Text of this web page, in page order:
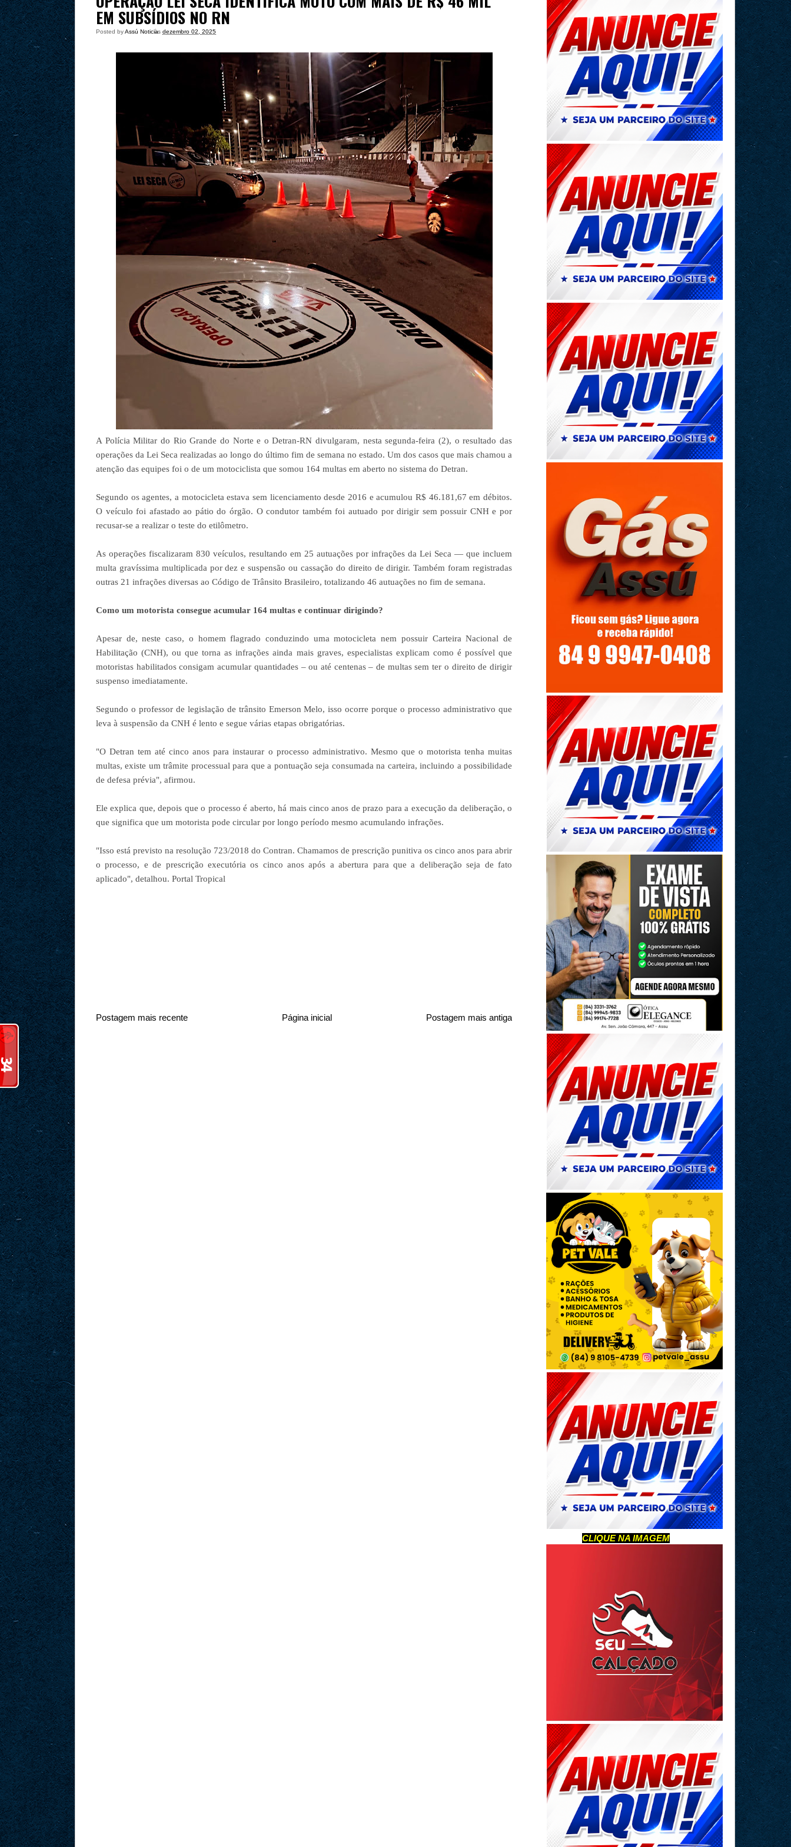
EM SUBSÍDIOS NO RN
Posted byAssú Noticia
às dezembro 02, 2025
A Polícia Militar do Rio Grande do Norte e o Detran-RN divulgaram, nesta segunda-feira (2), o resultado das
operações da Lei Seca realizadas ao longo do último fim de semana no estado. Um dos casos que mais chamou a
atenção das equipes foi o de um motociclista que somou 164 multas em aberto no sistema do Detran.
Segundo os agentes, a motocicleta estava sem licenciamento desde 2016 e acumulou R$ 46.181,67 em débitos.
O veículo foi afastado ao pátio do órgão. O condutor também foi autuado por dirigir sem possuir CNH e por
recusar-se a realizar o teste do etilômetro.
As operações fiscalizaram 830 veículos, resultando em 25 autuações por infrações da Lei Seca — que incluem
multa gravíssima multiplicada por dez e suspensão ou cassação do direito de dirigir. Também foram registradas
outras 21 infrações diversas ao Código de Trânsito Brasileiro, totalizando 46 autuações no fim de semana.
Como um motorista consegue acumular 164 multas e continuar dirigindo?
Apesar de, neste caso, o homem flagrado conduzindo uma motocicleta nem possuir Carteira Nacional de
Habilitação (CNH), ou que torna as infrações ainda mais graves, especialistas explicam como é possível que
motoristas habilitados consigam acumular quantidades – ou até centenas – de multas sem ter o direito de dirigir
suspenso imediatamente.
Segundo o professor de legislação de trânsito Emerson Melo, isso ocorre porque o processo administrativo que
leva à suspensão da CNH é lento e segue várias etapas obrigatórias.
"O Detran tem até cinco anos para instaurar o processo administrativo. Mesmo que o motorista tenha muitas
multas, existe um trâmite processual para que a pontuação seja consumada na carteira, incluindo a possibilidade
de defesa prévia", afirmou.
Ele explica que, depois que o processo é aberto, há mais cinco anos de prazo para a execução da deliberação, o
que significa que um motorista pode circular por longo período mesmo acumulando infrações.
"Isso está previsto na resolução 723/2018 do Contran. Chamamos de prescrição punitiva os cinco anos para abrir
o processo, e de prescrição executória os cinco anos após a abertura para que a deliberação seja de fato
aplicado", detalhou. Portal Tropical
Postagem mais recente Postagem mais antiga
Página inicial
CLIQUE NA IMAGEM